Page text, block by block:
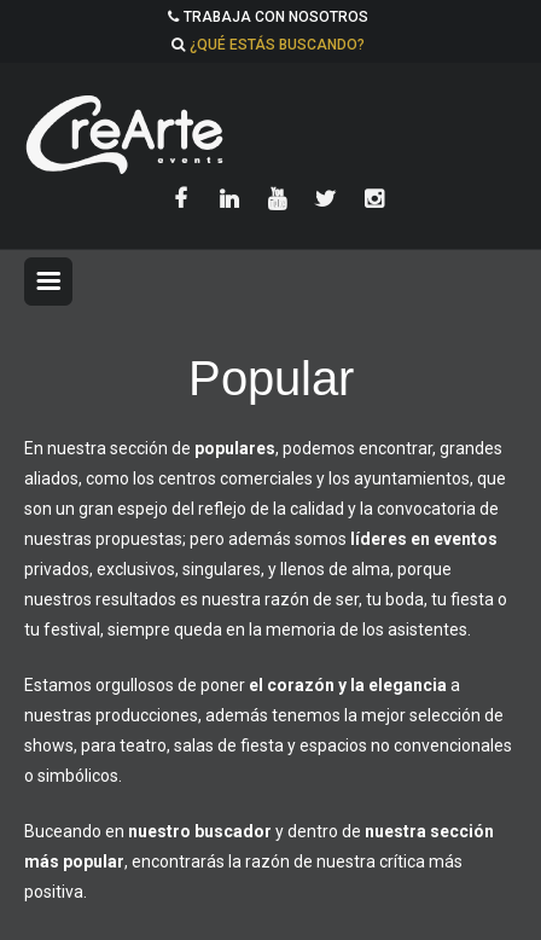
TRABAJA CON NOSOTROS
¿QUÉ ESTÁS BUSCANDO?
Popular
En nuestra sección de populares, podemos encontrar, grandes
aliados, como los centros comerciales y los ayuntamientos, que
son un gran espejo del reflejo de la calidad y la convocatoria de
nuestras propuestas; pero además somos líderes en eventos
privados, exclusivos, singulares, y llenos de alma, porque
nuestros resultados es nuestra razón de ser, tu boda, tu fiesta o
tu festival, siempre queda en la memoria de los asistentes.
Estamos orgullosos de poner el corazón y la elegancia a
nuestras producciones, además tenemos la mejor selección de
shows, para teatro, salas de fiesta y espacios no convencionales
o simbólicos.
Buceando en nuestro buscador y dentro de nuestra sección
más popular, encontrarás la razón de nuestra crítica más
positiva.